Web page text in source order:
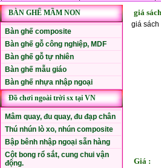
BÀN GHẾ MẦM NON
Bàn ghế composite
Bàn ghế gỗ công nghiệp, MDF
Bàn ghế gỗ tự nhiên
Bàn ghế mẫu giáo
Bàn ghế nhựa nhập ngoại
Đồ chơi ngoài trời sx tại VN
Mâm quay, đu quay, đu đạp chân
Thú nhún lò xo, nhún composite
Bập bênh nhập ngoại sẵn hàng
Cột bong rổ sắt, cung chui vận
động.
giá
giá sách
Giá :